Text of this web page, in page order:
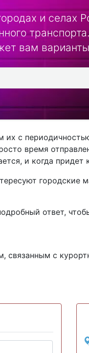
и селах
вам
их с
время
и когда придет
городские
ответ,
связанным с